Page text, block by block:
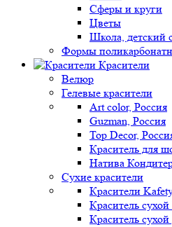
Сферы и круги
Цветы
Школа, детский
Формы
Красители
Велюр
Гелевые красители
Art color, Россия
Guzman, Россия
Top Decor,
Краситель для
Натива
Сухие красители
Красители
Краситель
Краситель